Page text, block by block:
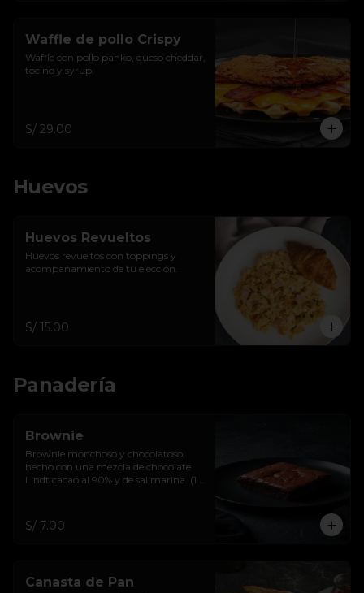
Waffle de pollo Crispy
Waffle con pollo panko, queso cheddar,
tocino y syrup.
S/ 29.00
Huevos
Huevos Revueltos
Huevos revueltos con toppings y
acompañamiento de tu elección.
S/ 15.00
Panadería
Brownie
Brownie monchoso y chocolatoso,
hecho con una mezcla de chocolate
Lindt cacao al 90% y de sal marina. (1
S/ 7.00
Canasta de Pan